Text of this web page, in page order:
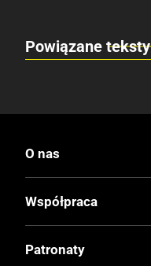
Powiązane teksty
O nas
Współpraca
Patronaty